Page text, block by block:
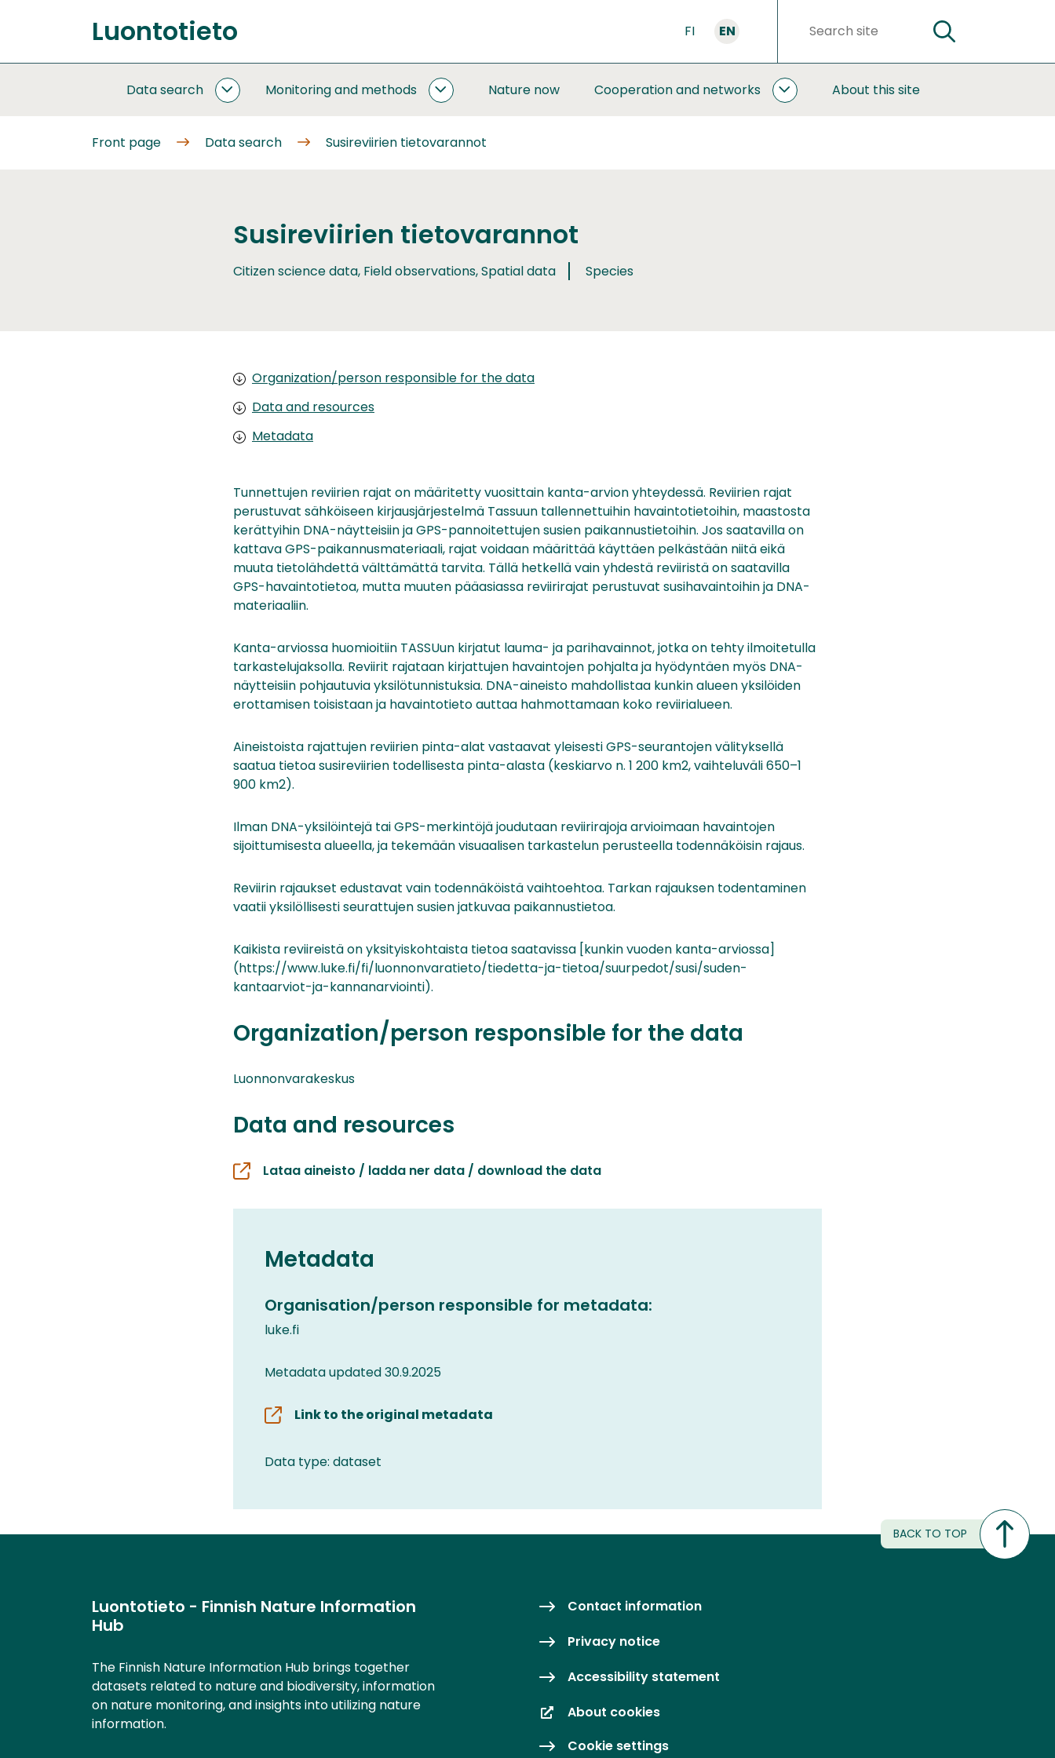
to
content
Front
Luontotieto FI EN
Search
SEARCH
Data search
DATA
Monitoring and methods
MONITORING
SUBPAGES
Nature now Cooperation and networks
COOPERATION
About this site
Front page Data search Susireviirien tietovarannot
Susireviirien tietovarannot
Citizen science data, Field observations, Spatial data Species
Organization/person responsible for the data
Data and resources
Metadata
Tunnettujen reviirien rajat on määritetty vuosittain kanta-arvion yhteydessä. Reviirien rajat
perustuvat sähköiseen kirjausjärjestelmä Tassuun tallennettuihin havaintotietoihin, maastosta
kerättyihin DNA-näytteisiin ja GPS-pannoitettujen susien paikannustietoihin. Jos saatavilla on
kattava GPS-paikannusmateriaali, rajat voidaan määrittää käyttäen pelkästään niitä eikä
muuta tietolähdettä välttämättä tarvita. Tällä hetkellä vain yhdestä reviiristä on saatavilla
GPS-havaintotietoa, mutta muuten pääasiassa reviirirajat perustuvat susihavaintoihin ja DNA-
materiaaliin.
Kanta-arviossa huomioitiin TASSUun kirjatut lauma- ja parihavainnot, jotka on tehty ilmoitetulla
tarkastelujaksolla. Reviirit rajataan kirjattujen havaintojen pohjalta ja hyödyntäen myös DNA-
näytteisiin pohjautuvia yksilötunnistuksia. DNA-aineisto mahdollistaa kunkin alueen yksilöiden
erottamisen toisistaan ja havaintotieto auttaa hahmottamaan koko reviirialueen.
Aineistoista rajattujen reviirien pinta-alat vastaavat yleisesti GPS-seurantojen välityksellä
saatua tietoa susireviirien todellisesta pinta-alasta (keskiarvo n. 1 200 km2, vaihteluväli 650–1
900 km2).
Ilman DNA-yksilöintejä tai GPS-merkintöjä joudutaan reviirirajoja arvioimaan havaintojen
sijoittumisesta alueella, ja tekemään visuaalisen tarkastelun perusteella todennäköisin rajaus.
Reviirin rajaukset edustavat vain todennäköistä vaihtoehtoa. Tarkan rajauksen todentaminen
vaatii yksilöllisesti seurattujen susien jatkuvaa paikannustietoa.
Kaikista reviireistä on yksityiskohtaista tietoa saatavissa [kunkin vuoden kanta-arviossa]
(https://www.luke.fi/fi/luonnonvaratieto/tiedetta-ja-tietoa/suurpedot/susi/suden-
kantaarviot-ja-kannanarviointi).
Organization/person responsible for the data
Luonnonvarakeskus
Data and resources
Lataa aineisto / ladda ner data / download the data
Metadata
Organisation/person responsible for metadata:
luke.fi
Metadata updated 30.9.2025
Link to the original metadata
Data type: dataset
BACK TO TOP
Luontotieto - Finnish Nature Information
Hub
The Finnish Nature Information Hub brings together
datasets related to nature and biodiversity, information
on nature monitoring, and insights into utilizing nature
information.
Contact information
Privacy notice
Accessibility statement
About cookies
Cookie settings